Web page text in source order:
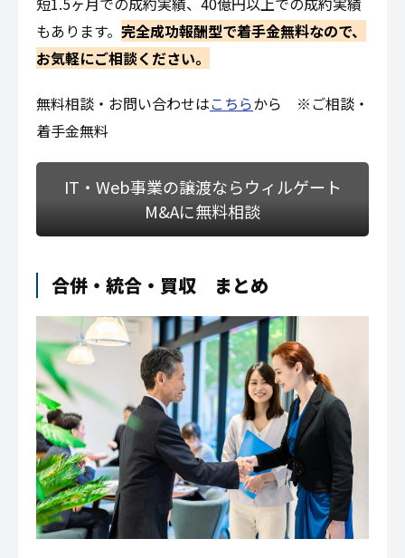
もあります。 完全成功報酬型で着手金無料なので、
お気軽にご相談ください。
無料相談・お問い合わせはこちらから ※ご相談・
着手金無料
IT・Web事業の譲渡ならウィルゲート
M&Aに無料相談
合併・統合・買収 まとめ